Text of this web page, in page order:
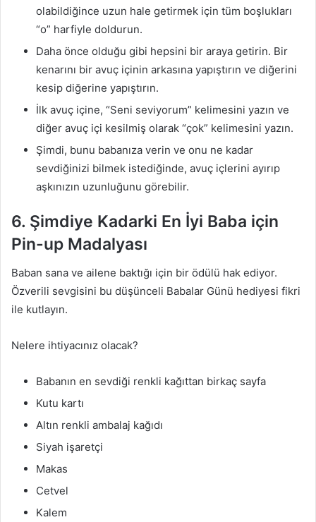
olabildiğince uzun hale getirmek için tüm boşlukları
“o” harfiyle doldurun.
Daha önce olduğu gibi hepsini bir araya getirin. Bir
kenarını bir avuç içinin arkasına yapıştırın ve diğerini
kesip diğerine yapıştırın.
İlk avuç içine, “Seni seviyorum” kelimesini yazın ve
diğer avuç içi kesilmiş olarak “çok” kelimesini yazın.
Şimdi, bunu babanıza verin ve onu ne kadar
sevdiğinizi bilmek istediğinde, avuç içlerini ayırıp
aşkınızın uzunluğunu görebilir.
6. Şimdiye Kadarki En İyi Baba için
Pin-up Madalyası
Baban sana ve ailene baktığı için bir ödülü hak ediyor.
Özverili sevgisini bu düşünceli Babalar Günü hediyesi fikri
ile kutlayın.
Nelere ihtiyacınız olacak?
Babanın en sevdiği renkli kağıttan birkaç sayfa
Kutu kartı
Altın renkli ambalaj kağıdı
Siyah işaretçi
Makas
Cetvel
Kalem